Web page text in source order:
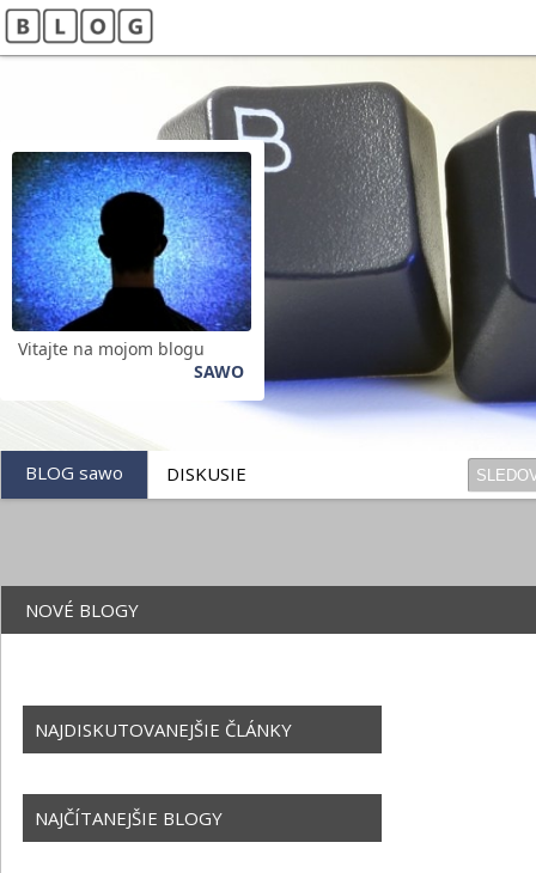
BLOG sawo DISKUSIE
Vitajte na mojom blogu
SAWO
NOVÉ BLOGY
NAJDISKUTOVANEJŠIE ČLÁNKY
NAJČÍTANEJŠIE BLOGY